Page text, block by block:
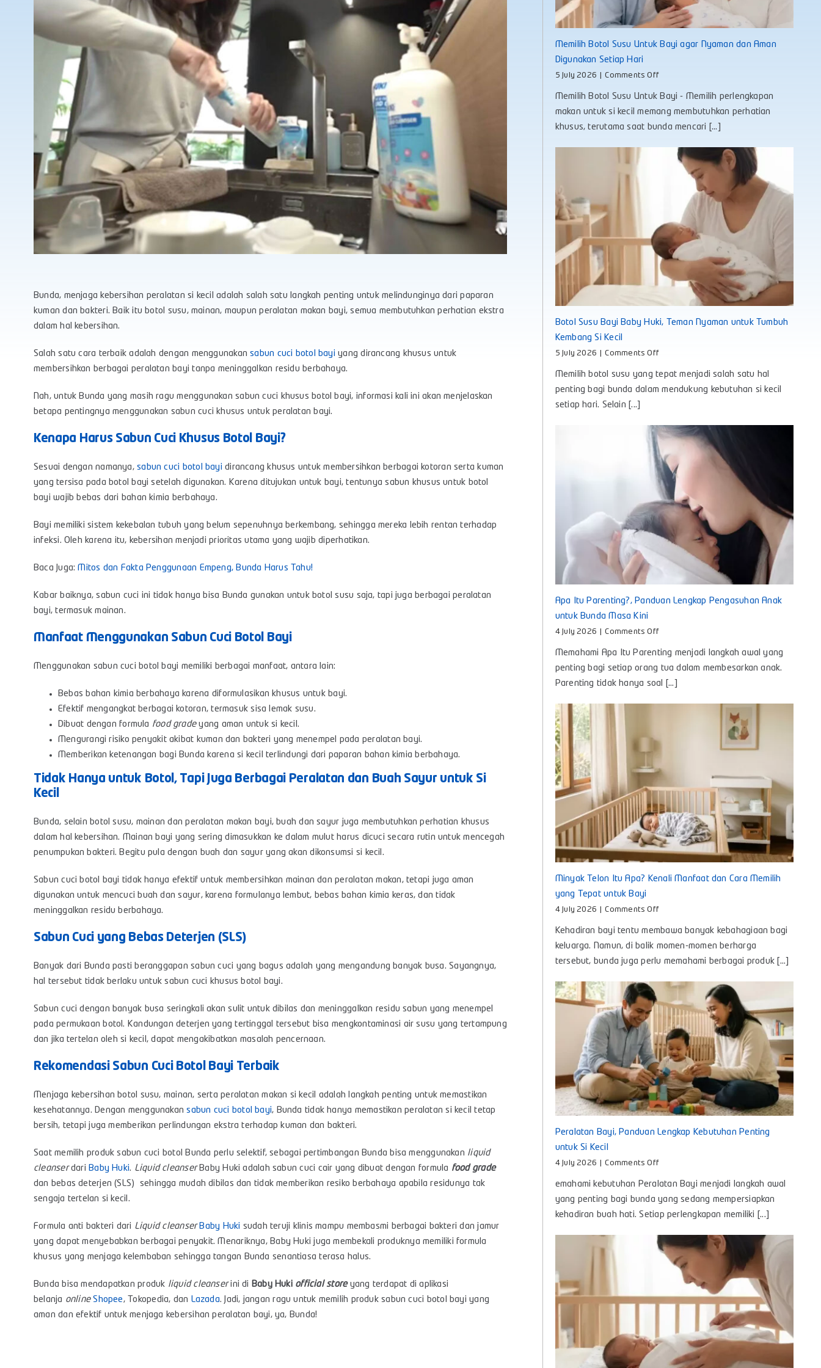
Bunda, menjaga kebersihan peralatan si kecil adalah salah satu langkah penting untuk melindunginya dari paparan
kuman dan bakteri. Baik itu botol susu, mainan, maupun peralatan makan bayi, semua membutuhkan perhatian ekstra
dalam hal kebersihan.
Salah satu cara terbaik adalah dengan menggunakansabun cuci botol bayi yang dirancang khusus untuk
membersihkan berbagai peralatan bayi tanpa meninggalkan residu berbahaya.
Nah, untuk Bunda yang masih ragu menggunakan sabun cuci khusus botol bayi, informasi kali ini akan menjelaskan
betapa pentingnya menggunakan sabun cuci khusus untuk peralatan bayi.
Kenapa Harus Sabun Cuci Khusus Botol Bayi?
Sesuai dengan namanya,sabun cuci botol bayi dirancang khusus untuk membersihkan berbagai kotoran serta kuman
yang tersisa pada botol bayi setelah digunakan. Karena ditujukan untuk bayi, tentunya sabun khusus untuk botol
bayi wajib bebas dari bahan kimia berbahaya.
Bayi memiliki sistem kekebalan tubuh yang belum sepenuhnya berkembang, sehingga mereka lebih rentan terhadap
infeksi. Oleh karena itu, kebersihan menjadi prioritas utama yang wajib diperhatikan.
Baca Juga:Mitos dan Fakta Penggunaan Empeng, Bunda Harus Tahu!
Kabar baiknya, sabun cuci ini tidak hanya bisa Bunda gunakan untuk botol susu saja, tapi juga berbagai peralatan
bayi, termasuk mainan.
Manfaat Menggunakan Sabun Cuci Botol Bayi
Menggunakan sabun cuci botol bayi memiliki berbagai manfaat, antara lain:
Bebas bahan kimia berbahaya karena diformulasikan khusus untuk bayi.
Efektif mengangkat berbagai kotoran, termasuk sisa lemak susu.
Dibuat dengan formula food gradeyang aman untuk si kecil.
Mengurangi risiko penyakit akibat kuman dan bakteri yang menempel pada peralatan bayi.
Memberikan ketenangan bagi Bunda karena si kecil terlindungi dari paparan bahan kimia berbahaya.
Tidak Hanya untuk Botol, Tapi Juga Berbagai Peralatan dan Buah Sayur untuk Si
Kecil
Bunda, selain botol susu, mainan dan peralatan makan bayi, buah dan sayur juga membutuhkan perhatian khusus
dalam hal kebersihan. Mainan bayi yang sering dimasukkan ke dalam mulut harus dicuci secara rutin untuk mencegah
penumpukan bakteri. Begitu pula dengan buah dan sayur yang akan dikonsumsi si kecil.
Sabun cuci botol bayi tidak hanya efektif untuk membersihkan mainan dan peralatan makan, tetapi juga aman
digunakan untuk mencuci buah dan sayur, karena formulanya lembut, bebas bahan kimia keras, dan tidak
meninggalkan residu berbahaya.
Sabun Cuci yang Bebas Deterjen (SLS)
Banyak dari Bunda pasti beranggapan sabun cuci yang bagus adalah yang mengandung banyak busa. Sayangnya,
hal tersebut tidak berlaku untuk sabun cuci khusus botol bayi.
Sabun cuci dengan banyak busa seringkali akan sulit untuk dibilas dan meninggalkan residu sabun yang menempel
pada permukaan botol. Kandungan deterjen yang tertinggal tersebut bisa mengkontaminasi air susu yang tertampung
dan jika tertelan oleh si kecil, dapat mengakibatkan masalah pencernaan.
Rekomendasi Sabun Cuci Botol Bayi Terbaik
Menjaga kebersihan botol susu, mainan, serta peralatan makan si kecil adalah langkah penting untuk memastikan
kesehatannya. Dengan menggunakansabun cuci botol bayi, Bunda tidak hanya memastikan peralatan si kecil tetap
bersih, tetapi juga memberikan perlindungan ekstra terhadap kuman dan bakteri.
Saat memilih produk sabun cuci botol Bunda perlu selektif, sebagai pertimbangan Bunda bisa menggunakan liquid
cleanserdariBaby Huki. Liquid cleanserBaby Huki adalah sabun cuci cair yang dibuat dengan formula food grade
dan bebas deterjen (SLS)
sehingga mudah dibilas dan tidak memberikan resiko berbahaya apabila residunya tak
sengaja tertelan si kecil.
Formula anti bakteri dari Liquid cleanser Baby Huki sudah teruji klinis mampu membasmi berbagai bakteri dan jamur
yang dapat menyebabkan berbagai penyakit. Menariknya, Baby Huki juga membekali produknya memiliki formula
khusus yang menjaga kelembaban sehingga tangan Bunda senantiasa terasa halus.
Bunda bisa mendapatkan produk liquid cleanserini di Baby Huki official storeyang terdapat di aplikasi
belanja online Shopee, Tokopedia, dan Lazada. Jadi, jangan ragu untuk memilih produk sabun cuci botol bayi yang
aman dan efektif untuk menjaga kebersihan peralatan bayi, ya, Bunda!
Memilih Botol Susu Untuk Bayi agar Nyaman dan Aman
Digunakan Setiap Hari
5 July 2026 Comments Offon
Botol
Susu
Nyaman
Memilih Botol Susu Untuk Bayi - Memilih perlengkapan
makan untuk si kecil memang membutuhkan perhatian
khusus, terutama saat bunda mencari [...]
Botol Susu Bayi Baby Huki, Teman Nyaman untuk Tumbuh
Kembang Si Kecil
5 July 2026 Comments Offon
Susu
Bayi
Nyaman
untuk
Tumbuh
Kembang
Si
Kecil
Memilih botol susu yang tepat menjadi salah satu hal
penting bagi bunda dalam mendukung kebutuhan si kecil
setiap hari. Selain [...]
Apa Itu Parenting?, Panduan Lengkap Pengasuhan Anak
untuk Bunda Masa Kini
4 July 2026 Comments Offon
Itu
Parenting?,
Panduan
Lengkap
Memahami Apa Itu Parenting menjadi langkah awal yang
penting bagi setiap orang tua dalam membesarkan anak.
Parenting tidak hanya soal [...]
Minyak Telon Itu Apa? Kenali Manfaat dan Cara Memilih
yang Tepat untuk Bayi
4 July 2026 Comments Offon
Telon
Itu
Cara
Memilih
yang
Tepat
untuk
Bayi
Kehadiran bayi tentu membawa banyak kebahagiaan bagi
keluarga. Namun, di balik momen-momen berharga
tersebut, bunda juga perlu memahami berbagai produk [...]
Peralatan Bayi, Panduan Lengkap Kebutuhan Penting
untuk Si Kecil
4 July 2026 Comments Offon
Bayi,
Panduan
Lengkap
Kebutuhan
untuk
Si
Kecil
emahami kebutuhan Peralatan Bayi menjadi langkah awal
yang penting bagi bunda yang sedang mempersiapkan
kehadiran buah hati. Setiap perlengkapan memiliki [...]